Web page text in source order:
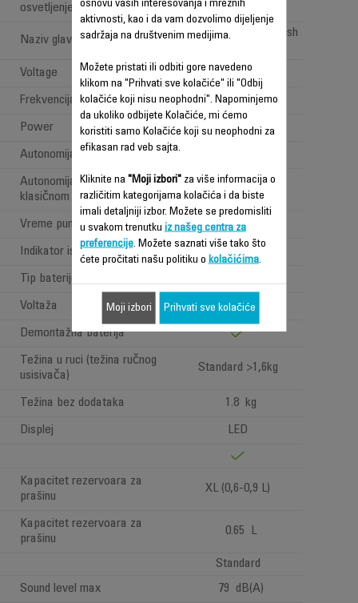
osvetljenje'
Naziv glave za usisavanje
All types of floor brush
Voltage 100-240 V
Frekvencija 50/60 Hz
Power Power < 1 W
Autonomija
Autonomija (na snažnom
klasičnom položaju)
120min
Vreme punjenja 6 h
Indikator isticanja vremena Battery indicator
Tip baterije
Voltaža 25.2V
Demontažna baterija
Težina u ruci (težina ručnog
usisivača)
Standard >1,6kg
Težina bez dodataka 1.8 kg
Displej LED
Kapacitet rezervoara za
prašinu
XL (0,6-0,9 L)
Kapacitet rezervoara za
prašinu
0.65 L
Standard
Sound level max
79 dB(A)
osnovu vaših interesovanja i mrežnih
aktivnosti, kao i da vam dozvolimo dijeljenje
sadržaja na društvenim medijima.
Možete pristati ili odbiti gore navedeno
klikom na "Prihvati sve kolačiće" ili "Odbij
kolačiće koji nisu neophodni". Napominjemo
da ukoliko odbijete Kolačiće, mi ćemo
koristiti samo Kolačiće koji su neophodni za
efikasan rad veb sajta.
Kliknite na "Moji izbori"za više informacija o
različitim kategorijama kolačića i da biste
imali detaljniji izbor. Možete se predomisliti
u svakom trenutku iz našeg centra za
preferencije. Možete saznati više tako što
ćete pročitati našu politiku o kolačićima.
Moji izbori Prihvati sve kolačiće